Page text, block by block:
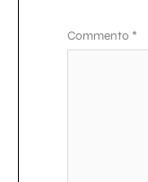
Commento *